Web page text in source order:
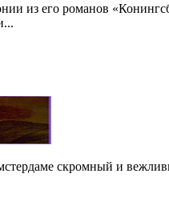
из его романов
скромный и